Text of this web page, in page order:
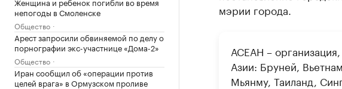
непогоды в Смоленске
Общество
Арест запросили обвиняемой по делу о
порнографии экс-участнице «Дома-2»
Общество
Иран сообщил об «операции против
целей врага» в Ормузском проливе
мэрии города.
АСЕАН –
Азии: Бруней,
Мьянму, Таиланд,